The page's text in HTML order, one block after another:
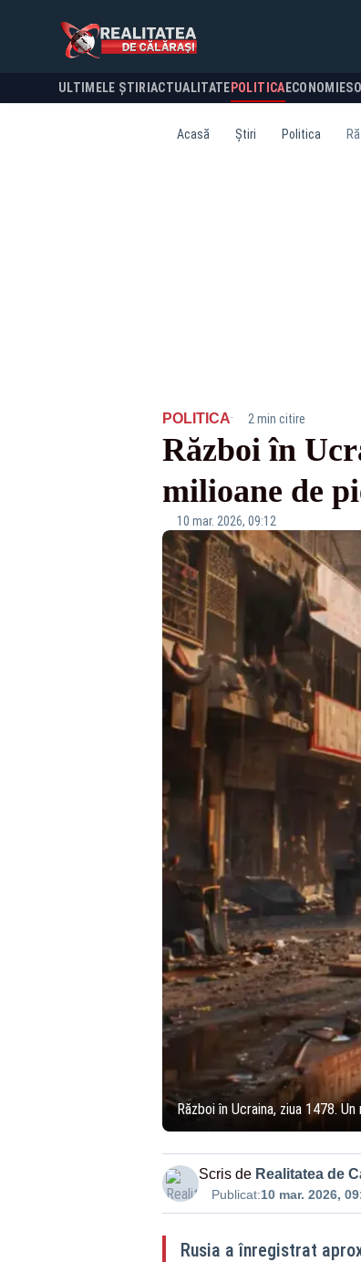
ULTIMELE ȘTIRI ACTUALITATE POLITICA ECONOMIE
Acasă Știri Politica
POLITICA· 2 min citire
Război în
milioane de
10 mar. 2026, 09:12
Război în Ucraina, ziua 1478.
Scris de Realitatea de
Publicat:10 mar. 2026,
Rusia a înregistrat